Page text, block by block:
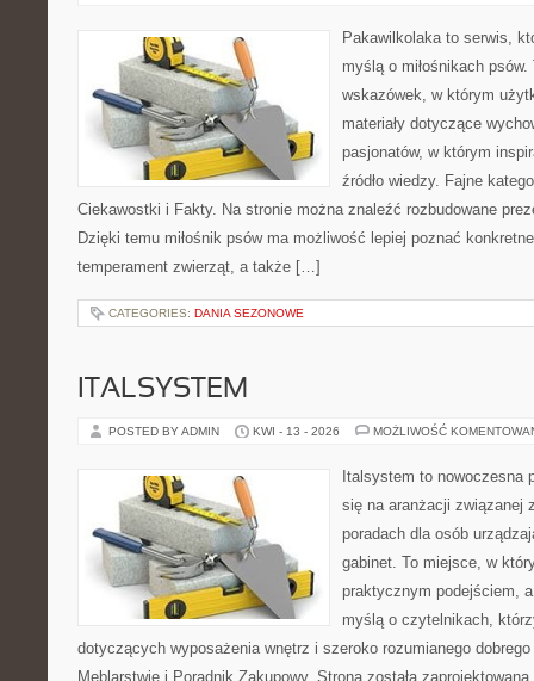
Pakawilkolaka to serwis,
myślą o miłośnikach
wskazówek, w którym
materiały dotyczące
pasjonatów, w którym
źródło wiedzy. Fajne
Ciekawostki i Fakty. Na stronie można znaleźć rozbudowane
Dzięki temu miłośnik psów ma możliwość lepiej poznać
temperament zwierząt, a także […]
CATEGORIES: DANIA SEZONOWE
ITALSYSTEM
POSTED BY ADMIN KWI - 13 - 2026 MOŻLIWOŚĆ
Italsystem to nowoczesna
się na aranżacji związanej
poradach dla osób
gabinet. To miejsce, w
praktycznym podejściem,
myślą o czytelnikach,
dotyczących wyposażenia wnętrz i szeroko rozumianego
Meblarstwie i Poradnik Zakupowy. Strona została